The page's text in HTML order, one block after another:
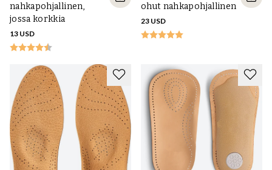
nahkapohjallinen,
jossa korkkia
13 USD
ohut nahkapohjallinen
23 USD